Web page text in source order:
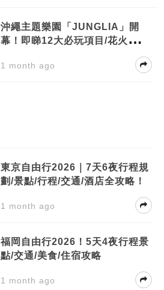
沖繩主題樂園「JUNGLIA」開
幕！即睇12大必玩項目/花火大會/
1 month ago
東京自由行2026｜7天6夜行程規
劃/景點/行程/交通/酒店全攻略！
1 month ago
福岡自由行2026！5天4夜行程景
點/交通/美食/住宿攻略
1 month ago